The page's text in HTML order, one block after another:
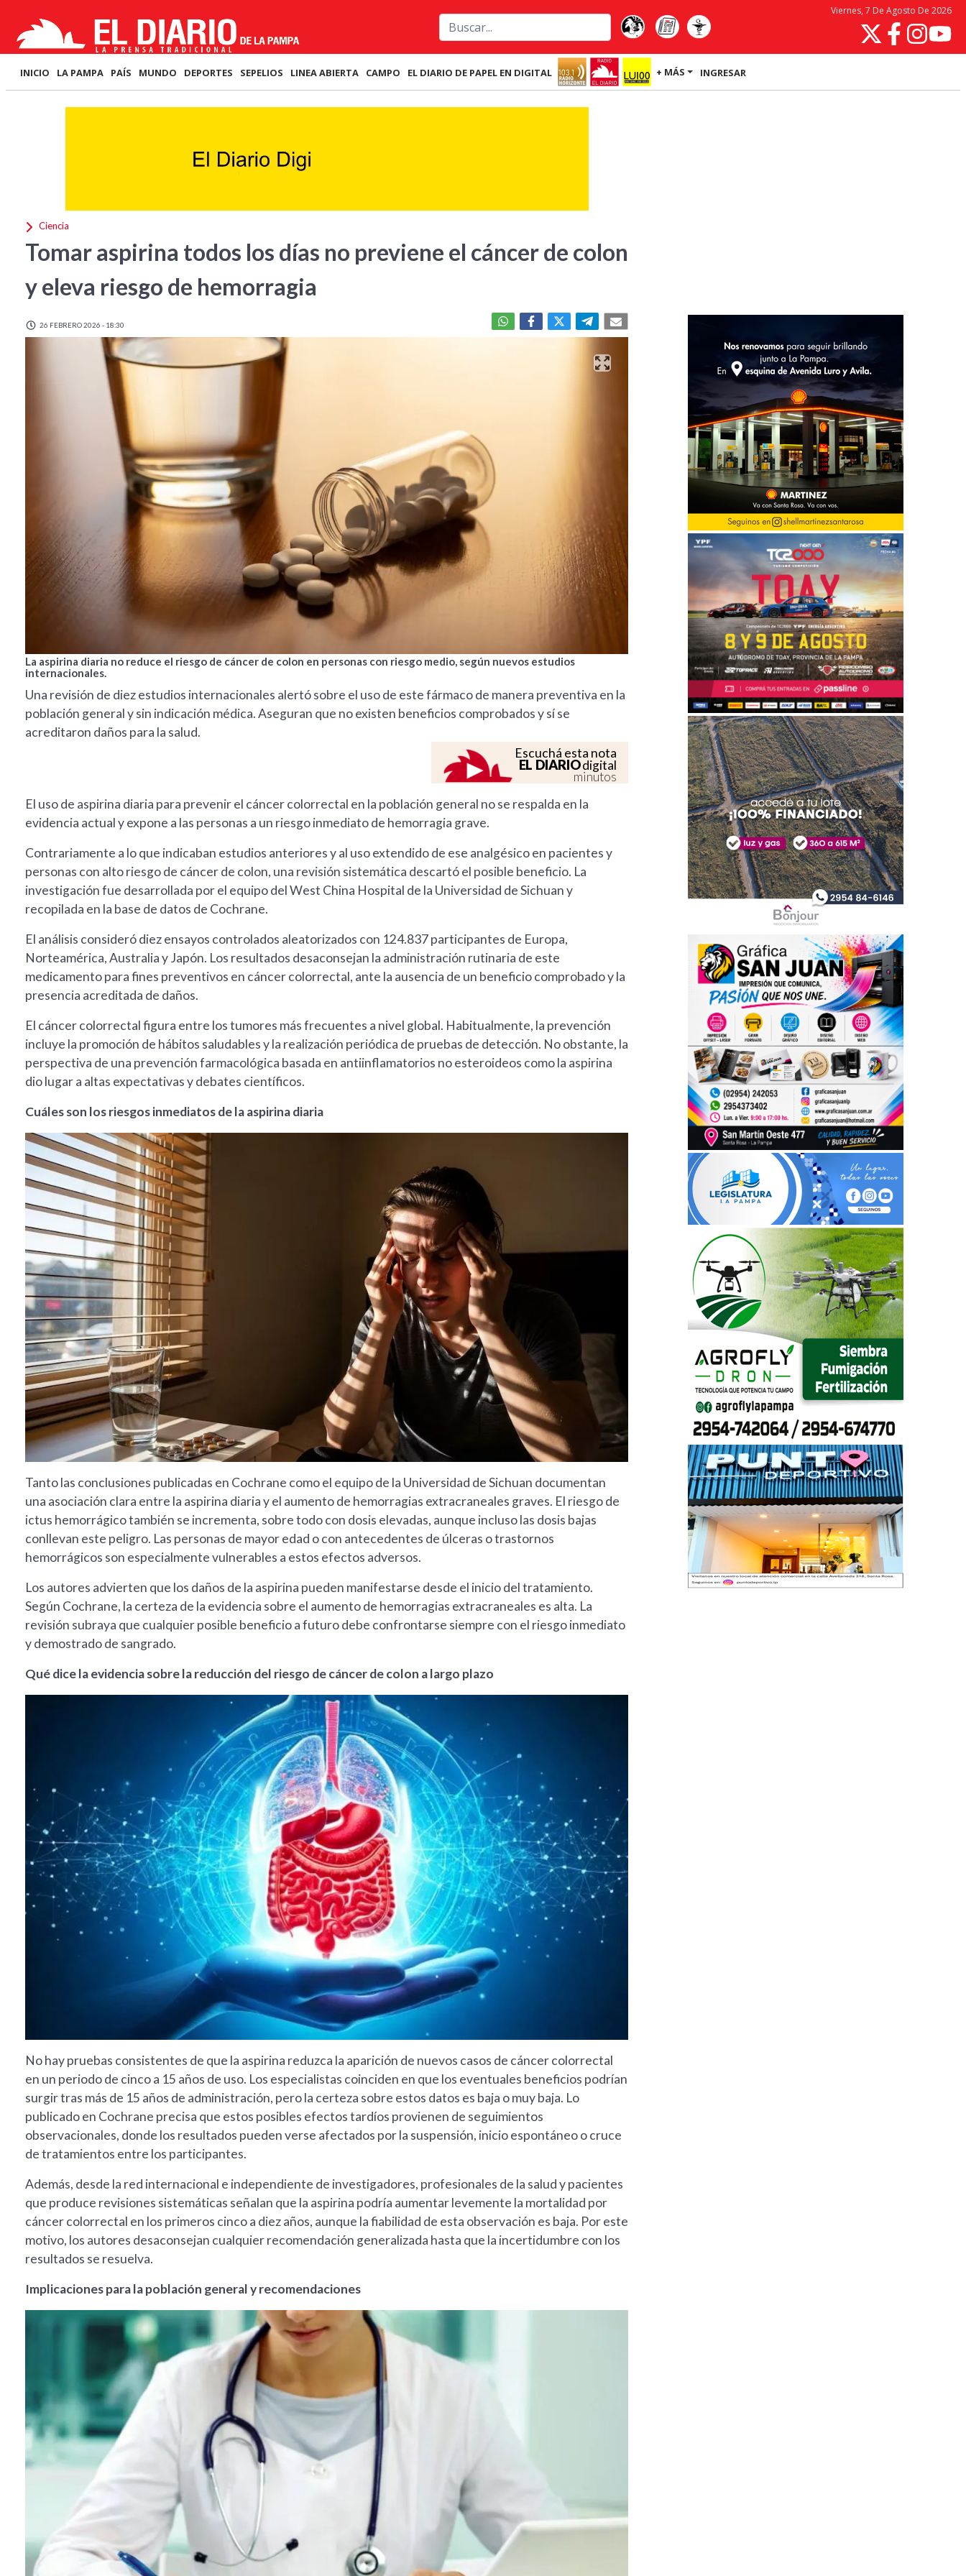
Viernes, 7 De Agosto De 2026
INICIO LA PAMPA PAÍS MUNDO DEPORTES SEPELIOS LINEA ABIERTA CAMPO EL DIARIO DE PAPEL EN DIGITAL + MÁS INGRESAR
Ciencia
Tomar aspirina todos los días no previene el cáncer de colon
y eleva riesgo de hemorragia
26 FEBRERO 2026 - 18:30
La aspirina diaria no reduce el riesgo de cáncer de colon en personas con riesgo medio, según nuevos estudios
internacionales.
Una revisión de diez estudios internacionales alertó sobre el uso de este fármaco de manera preventiva en la
población general y sin indicación médica. Aseguran que no existen beneficios comprobados y sí se
acreditaron daños para la salud.
Escuchá esta nota
EL DIARIOdigital
minutos
El uso de aspirina diaria para prevenir el cáncer colorrectal en la población general no se respalda en la
evidencia actual y expone a las personas a un riesgo inmediato de hemorragia grave.
Contrariamente a lo que indicaban estudios anteriores y al uso extendido de ese analgésico en pacientes y
personas con alto riesgo de cáncer de colon, una revisión sistemática descartó el posible beneficio. La
investigación fue desarrollada por el equipo del West China Hospital de la Universidad de Sichuan y
recopilada en la base de datos de Cochrane.
El análisis consideró diez ensayos controlados aleatorizados con 124.837 participantes de Europa,
Norteamérica, Australia y Japón. Los resultados desaconsejan la administración rutinaria de este
medicamento para fines preventivos en cáncer colorrectal, ante la ausencia de un beneficio comprobado y la
presencia acreditada de daños.
El cáncer colorrectal figura entre los tumores más frecuentes a nivel global. Habitualmente, la prevención
incluye la promoción de hábitos saludables y la realización periódica de pruebas de detección. No obstante, la
perspectiva de una prevención farmacológica basada en antiinflamatorios no esteroideos como la aspirina
dio lugar a altas expectativas y debates científicos.
Cuáles son los riesgos inmediatos de la aspirina diaria
Tanto las conclusiones publicadas en Cochrane como el equipo de la Universidad de Sichuan documentan
una asociación clara entre la aspirina diaria y el aumento de hemorragias extracraneales graves. El riesgo de
ictus hemorrágico también se incrementa, sobre todo con dosis elevadas, aunque incluso las dosis bajas
conllevan este peligro. Las personas de mayor edad o con antecedentes de úlceras o trastornos
hemorrágicos son especialmente vulnerables a estos efectos adversos.
Los autores advierten que los daños de la aspirina pueden manifestarse desde el inicio del tratamiento.
Según Cochrane, la certeza de la evidencia sobre el aumento de hemorragias extracraneales es alta. La
revisión subraya que cualquier posible beneficio a futuro debe confrontarse siempre con el riesgo inmediato
y demostrado de sangrado.
Qué dice la evidencia sobre la reducción del riesgo de cáncer de colon a largo plazo
No hay pruebas consistentes de que la aspirina reduzca la aparición de nuevos casos de cáncer colorrectal
en un periodo de cinco a 15 años de uso. Los especialistas coinciden en que los eventuales beneficios podrían
surgir tras más de 15 años de administración, pero la certeza sobre estos datos es baja o muy baja. Lo
publicado en Cochrane precisa que estos posibles efectos tardíos provienen de seguimientos
observacionales, donde los resultados pueden verse afectados por la suspensión, inicio espontáneo o cruce
de tratamientos entre los participantes.
Además, desde la red internacional e independiente de investigadores, profesionales de la salud y pacientes
que produce revisiones sistemáticas señalan que la aspirina podría aumentar levemente la mortalidad por
cáncer colorrectal en los primeros cinco a diez años, aunque la fiabilidad de esta observación es baja. Por este
motivo, los autores desaconsejan cualquier recomendación generalizada hasta que la incertidumbre con los
resultados se resuelva.
Implicaciones para la población general y recomendaciones